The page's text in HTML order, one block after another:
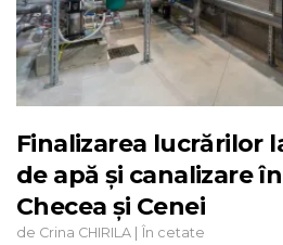
Finalizarea lucrărilor
de apă și canalizare
Checea și Cenei
de Crina CHIRILA | În cetate